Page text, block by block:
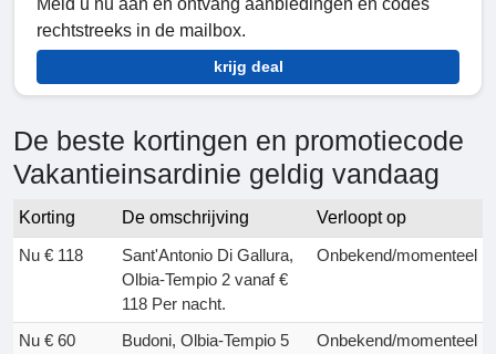
Meld u nu aan en ontvang aanbiedingen en codes
rechtstreeks in de mailbox.
krijg deal
De beste kortingen en promotiecode
Vakantieinsardinie geldig vandaag
Korting De omschrijving
Verloopt op
Nu € 118
Sant'Antonio Di Gallura,
Olbia-Tempio 2 vanaf €
118 Per nacht.
Onbekend/momenteel
Nu € 60
Budoni, Olbia-Tempio 5
Onbekend/momenteel